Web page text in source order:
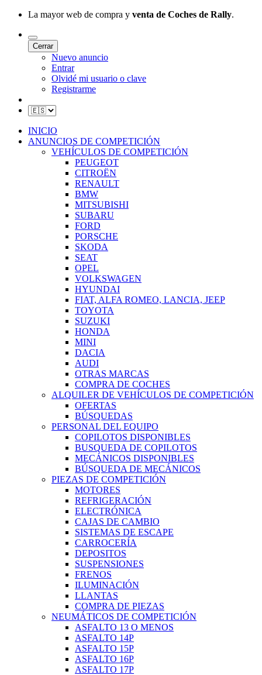
La mayor web de compra y venta de Coches de Rally.
Cerrar
Nuevo anuncio
Entrar
Olvidé mi usuario o clave
Registrarme
INICIO
ANUNCIOS DE COMPETICIÓN
VEHÍCULOS DE COMPETICIÓN
PEUGEOT
CITROËN
RENAULT
BMW
MITSUBISHI
SUBARU
FORD
PORSCHE
SKODA
SEAT
OPEL
VOLKSWAGEN
HYUNDAI
FIAT, ALFA ROMEO, LANCIA, JEEP
TOYOTA
SUZUKI
HONDA
MINI
DACIA
AUDI
OTRAS MARCAS
COMPRA DE COCHES
ALQUILER DE VEHÍCULOS DE COMPETICIÓN
OFERTAS
BÚSQUEDAS
PERSONAL DEL EQUIPO
COPILOTOS DISPONIBLES
BUSQUEDA DE COPILOTOS
MECÁNICOS DISPONIBLES
BÚSQUEDA DE MECÁNICOS
PIEZAS DE COMPETICIÓN
MOTORES
REFRIGERACIÓN
ELECTRÓNICA
CAJAS DE CAMBIO
SISTEMAS DE ESCAPE
CARROCERÍA
DEPOSITOS
SUSPENSIONES
FRENOS
ILUMINACIÓN
LLANTAS
COMPRA DE PIEZAS
NEUMÁTICOS DE COMPETICIÓN
ASFALTO 13 O MENOS
ASFALTO 14P
ASFALTO 15P
ASFALTO 16P
ASFALTO 17P